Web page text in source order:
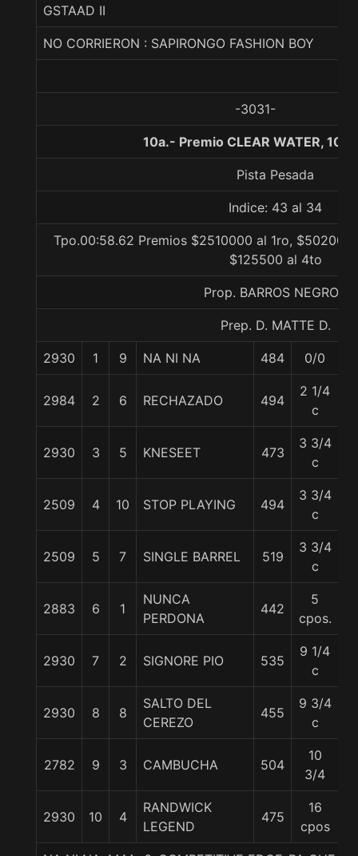
GSTAAD II
NO CORRIERON : SAPIRONGO FASHION BOY
-3031-
10a.- Premio CLEAR WATER,
Pista Pesada
Indice: 43 al 34
Tpo.00:58.62 Premios $2510000 al 1ro,
$125500 al 4to
Prop. BARROS NEGROS
Prep. D. MATTE D.
2930 1 9 NA NI NA 484 0/0
2984 2 6 RECHAZADO 494
2 1/4
c
2930 3 5 KNESEET 473
3 3/4
c
2509 4 10 STOP PLAYING 494
3 3/4
c
2509 5 7 SINGLE BARREL 519
3 3/4
c
2883 6 1
NUNCA
PERDONA
442
5
cpos.
2930 7 2 SIGNORE PIO 535
9 1/4
c
2930 8 8
SALTO DEL
CEREZO
455
9 3/4
c
2782 9 3 CAMBUCHA 504
10
3/4
2930 10 4
RANDWICK
LEGEND
475
16
cpos